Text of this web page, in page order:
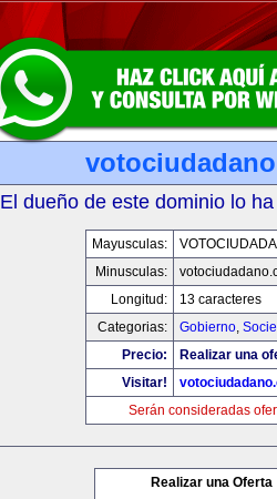
El dueño de este dominio lo
Mayusculas:
Minusculas:
Longitud:
13 caracteres
Categorias:
Gobierno,
Precio:
Realizar una
Visitar!
Serán consideradas
Realizar una Oferta